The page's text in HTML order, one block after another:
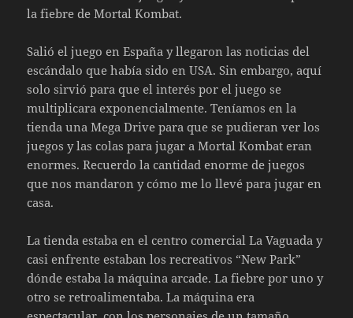
la fiebre de Mortal Kombat.
Salió el juego en España y llegaron las noticias del
escándalo que había sido en USA. Sin embargo, aquí
solo sirvió para que el interés por el juego se
multiplicara exponencialmente. Teníamos en la
tienda una Mega Drive para que se pudieran ver los
juegos y las colas para jugar a Mortal Kombat eran
enormes. Recuerdo la cantidad enorme de juegos
que nos mandaron y cómo me lo llevé para jugar en
casa.
La tienda estaba en el centro comercial La Vaguada y
casi enfrente estaban los recreativos “New Park”
dónde estaba la máquina arcade. La fiebre por uno y
otro se retroalimentaba. La máquina era